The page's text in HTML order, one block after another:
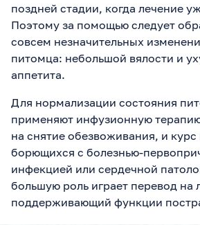
поздней стадии, когда лечение
Поэтому за помощью следует
совсем незначительных
питомца: небольшой вялости и
аппетита.
Для нормализации состояния
применяют инфузионную
на снятие обезвоживания, и курс
борющихся с болезнью-
инфекцией или сердечной
большую роль играет перевод на
поддерживающий функции